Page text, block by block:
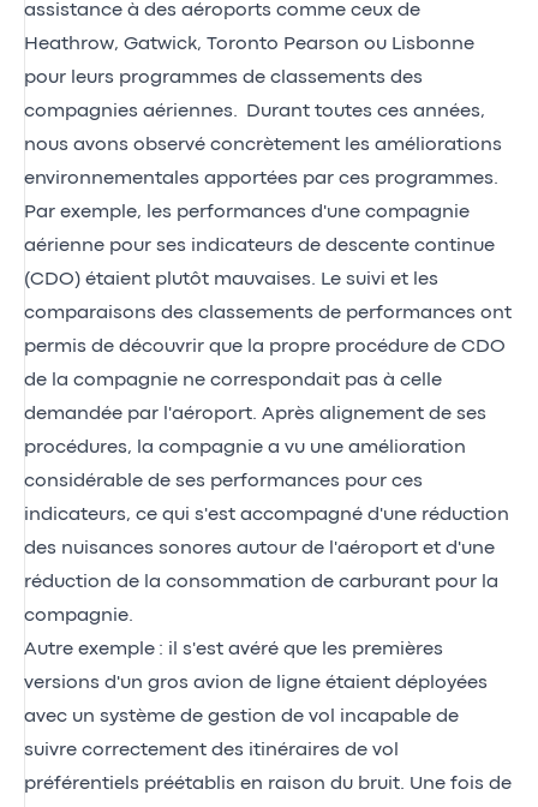
assistance à des aéroports comme ceux de
Heathrow, Gatwick, Toronto Pearson ou Lisbonne
pour leurs programmes de classements des
compagnies aériennes. Durant toutes ces années,
nous avons observé concrètement les améliorations
environnementales apportées par ces programmes.
Par exemple, les performances d'une compagnie
aérienne pour ses indicateurs de descente continue
(CDO) étaient plutôt mauvaises. Le suivi et les
comparaisons des classements de performances ont
permis de découvrir que la propre procédure de CDO
de la compagnie ne correspondait pas à celle
demandée par l'aéroport. Après alignement de ses
procédures, la compagnie a vu une amélioration
considérable de ses performances pour ces
indicateurs, ce qui s'est accompagné d'une réduction
des nuisances sonores autour de l'aéroport et d'une
réduction de la consommation de carburant pour la
compagnie.
Autre exemple : il s'est avéré que les premières
versions d'un gros avion de ligne étaient déployées
avec un système de gestion de vol incapable de
suivre correctement des itinéraires de vol
préférentiels préétablis en raison du bruit. Une fois de